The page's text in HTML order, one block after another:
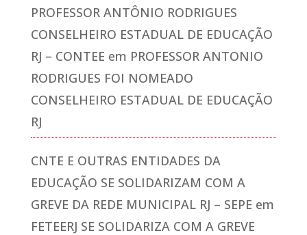
PROFESSOR ANTÔNIO RODRIGUES
CONSELHEIRO ESTADUAL DE EDUCAÇÃO
RJ – CONTEE em PROFESSOR ANTONIO
RODRIGUES FOI NOMEADO
CONSELHEIRO ESTADUAL DE EDUCAÇÃO
RJ
CNTE E OUTRAS ENTIDADES DA
EDUCAÇÃO SE SOLIDARIZAM COM A
GREVE DA REDE MUNICIPAL RJ – SEPE em
FETEERJ SE SOLIDARIZA COM A GREVE